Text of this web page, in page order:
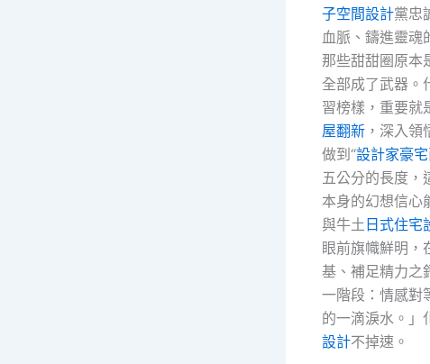
子空間設計黨忠
血脈、鑄進靈魂
那些甜甜圈原本
全部成了武器。
習榜樣，重要就
屋翻新 ，深入領
做到“設計家豪宅
五公分的長度，
本身的幻想信心
與牛土 日式住宅
眼前旗幟鮮明，
基、補足精力之
一階段：情感對
的一滴淚水。」
設計不掉速。